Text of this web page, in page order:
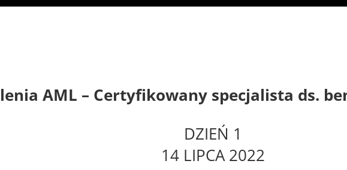
AML – Certyfikowany specjalista ds.
DZIEŃ 1
14 LIPCA 2022